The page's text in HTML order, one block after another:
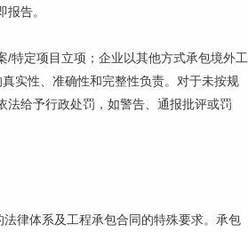
告。
特定项目立项；企业以其他方式承包境外工
实性、准确性和完整性负责。对于未按规
法给予行政处罚，如警告、通报批评或罚
律体系及工程承包合同的特殊要求。承包